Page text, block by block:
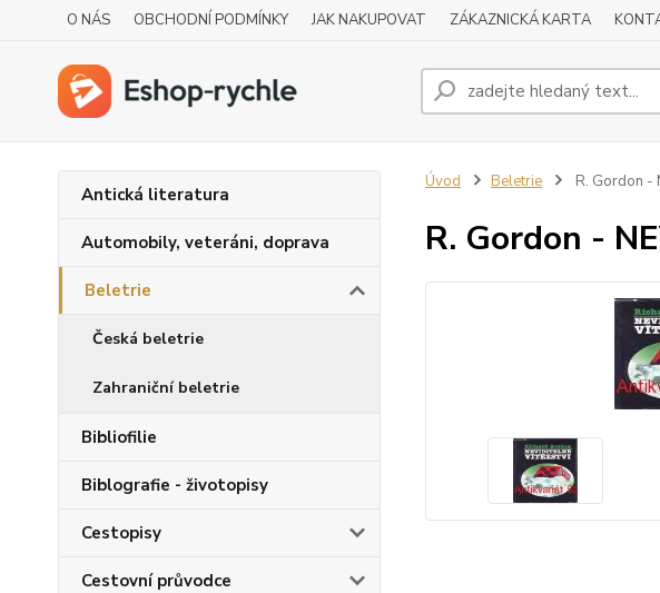
O NÁS OBCHODNÍ PODMÍNKY JAK NAKUPOVAT ZÁKAZNICKÁ KARTA
Antická literatura
Automobily, veteráni, doprava
Beletrie
Česká beletrie
Zahraniční beletrie
Bibliofilie
Biblografie - životopisy
Cestopisy
Cestovní průvodce
Úvod Beletrie R. Gordon -
R. Gordon -